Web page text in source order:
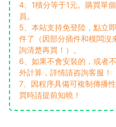
4、1積分等于1元。購買單
員。
5、本站支持免登陸，點立
件了（因部分插件和模闆沒
詢清楚再買！）。
6、如果不會安裝的，或者
外計算，詳情請咨詢客服！
7、因程序具備可複制傳播
買時請提前知曉！